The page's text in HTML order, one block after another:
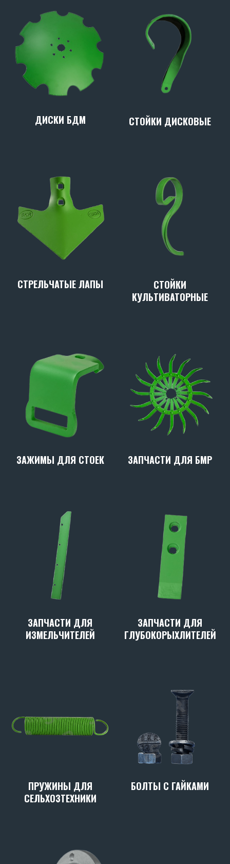
ДИСКИ БДМ СТОЙКИ ДИСКОВЫЕ
СТРЕЛЬЧАТЫЕ ЛАПЫ
СТОЙКИ
КУЛЬТИВАТОРНЫЕ
ЗАЖИМЫ ДЛЯ СТОЕК ЗАПЧАСТИ ДЛЯ БМР
ЗАПЧАСТИ ДЛЯ
ИЗМЕЛЬЧИТЕЛЕЙ
ЗАПЧАСТИ ДЛЯ
ГЛУБОКОРЫХЛИТЕЛЕЙ
ПРУЖИНЫ ДЛЯ
СЕЛЬХОЗТЕХНИКИ
БОЛТЫ С ГАЙКАМИ